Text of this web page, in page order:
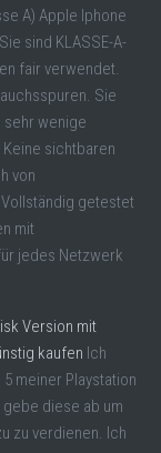
A) Apple Iphone
sind KLASSE-A-
fair verwendet.
Sie
sehr wenige
sichtbaren
von
getestet
mit
jedes Netzwerk
Version mit
kaufen Ich
meiner Playstation
gebe diese ab um
zu verdienen. Ich